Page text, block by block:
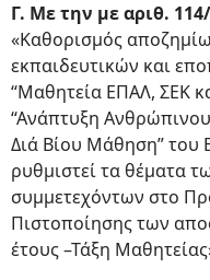
Γ. Με την με αριθ.
«Καθορισμός
εκπαιδευτικών και
“Μαθητεία ΕΠΑΛ, ΣΕΚ
“Ανάπτυξη
Διά Βίου Μάθηση” του
ρυθμιστεί τα θέματα
συμμετεχόντων στο
Πιστοποίησης των
έτους –Τάξη